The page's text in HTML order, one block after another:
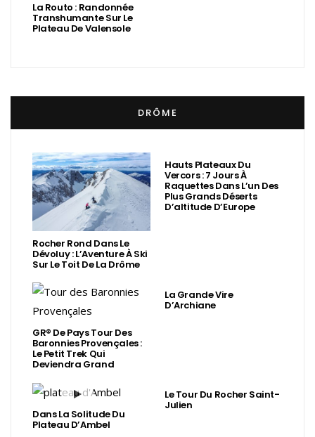
La Routo : Randonnée
Transhumante Sur Le
Plateau De Valensole
DRÔME
Rocher Rond Dans Le
Dévoluy : L’Aventure À Ski
Sur Le Toit De La Drôme
Hauts Plateaux Du
Vercors : 7 Jours À
Raquettes Dans L’un Des
Plus Grands Déserts
D’altitude D’Europe
GR® De Pays Tour Des
Baronnies Provençales :
Le Petit Trek Qui
Deviendra Grand
La Grande Vire
D’Archiane
Dans La Solitude Du
Plateau D’Ambel
Le Tour Du Rocher Saint-
Julien